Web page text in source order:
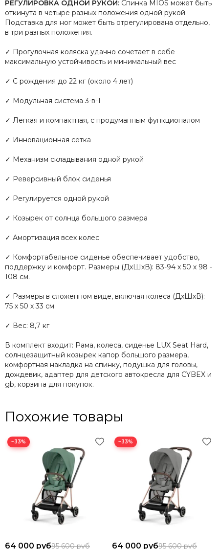
РЕГУЛИРОВКА ОДНОЙ РУКОЙ: Спинка MIOS может быть
откинута в четыре разных положения одной рукой.
Подставка для ног может быть отрегулирована отдельно,
в три разных положения.
✓ Прогулочная коляска удачно сочетает в себе
максимальную устойчивость и минимальный вес
✓ С рождения до 22 кг (около 4 лет)
✓ Модульная система 3-в-1
✓ Легкая и компактная, с продуманным функционалом
✓ Инновационная сетка
✓ Механизм складывания одной рукой
✓ Реверсивный блок сиденья
✓ Регулируется одной рукой
✓ Козырек от солнца большого размера
✓ Амортизация всех колес
✓ Комфортабельное сиденье обеспечивает удобство,
поддержку и комфорт. Размеры (ДхШхВ): 83-94 х 50 х 98 -
108 см.
✓ Размеры в сложенном виде, включая колеса (ДхШхВ):
75 х 50 х 33 см
✓ Вес: 8,7 кг
В комплект входит: Рама, колеса, сиденье LUX Seat Hard,
солнцезащитный козырек капор большого размера,
комфортная накладка на спинку, подушка для головы,
дождевик, адаптер для детского автокресла для CYBEX и
gb, корзина для покупок.
Похожие товары
−33%
64 000 руб95 600 руб
−33%
64 000 руб95 600 руб